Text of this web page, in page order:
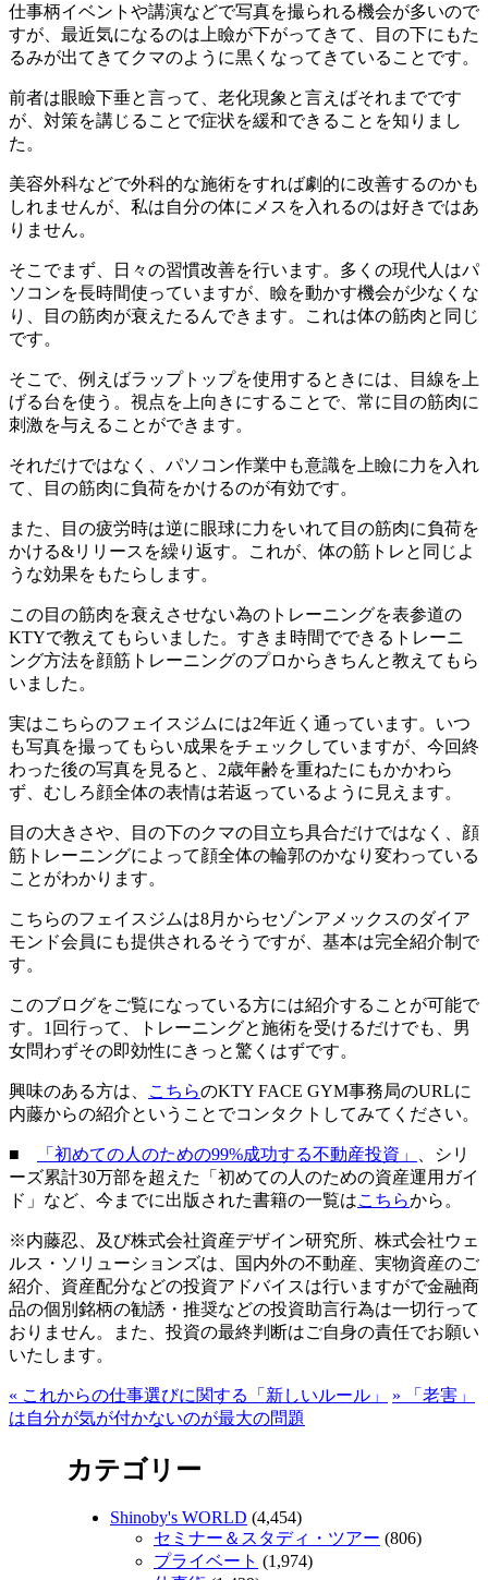
仕事柄イベントや講演などで写真を撮られる機会が多いので
すが、最近気になるのは上瞼が下がってきて、目の下にもた
るみが出てきてクマのように黒くなってきていることです。
前者は眼瞼下垂と言って、老化現象と言えばそれまでです
が、対策を講じることで症状を緩和できることを知りまし
た。
美容外科などで外科的な施術をすれば劇的に改善するのかも
しれませんが、私は自分の体にメスを入れるのは好きではあ
りません。
そこでまず、日々の習慣改善を行います。多くの現代人はパ
ソコンを長時間使っていますが、瞼を動かす機会が少なくな
り、目の筋肉が衰えたるんできます。これは体の筋肉と同じ
です。
そこで、例えばラップトップを使用するときには、目線を上
げる台を使う。視点を上向きにすることで、常に目の筋肉に
刺激を与えることができます。
それだけではなく、パソコン作業中も意識を上瞼に力を入れ
て、目の筋肉に負荷をかけるのが有効です。
また、目の疲労時は逆に眼球に力をいれて目の筋肉に負荷を
かける&リリースを繰り返す。これが、体の筋トレと同じよ
うな効果をもたらします。
この目の筋肉を衰えさせない為のトレーニングを表参道の
KTYで教えてもらいました。すきま時間でできるトレーニ
ング方法を顔筋トレーニングのプロからきちんと教えてもら
いました。
実はこちらのフェイスジムには2年近く通っています。いつ
も写真を撮ってもらい成果をチェックしていますが、今回終
わった後の写真を見ると、2歳年齢を重ねたにもかかわら
ず、むしろ顔全体の表情は若返っているように見えます。
目の大きさや、目の下のクマの目立ち具合だけではなく、顔
筋トレーニングによって顔全体の輪郭のかなり変わっている
ことがわかります。
こちらのフェイスジムは8月からセゾンアメックスのダイア
モンド会員にも提供されるそうですが、基本は完全紹介制で
す。
このブログをご覧になっている方には紹介することが可能で
す。1回行って、トレーニングと施術を受けるだけでも、男
女問わずその即効性にきっと驚くはずです。
興味のある方は、 こちらのKTY FACE GYM事務局のURLに
内藤からの紹介ということでコンタクトしてみてください。
■ 「初めての人のための99%成功する不動産投資」
、シリ
ーズ累計30万部を超えた「初めての人のための資産運用ガイ
ド」など、今までに出版された書籍の一覧はこちらから。
※内藤忍、及び株式会社資産デザイン研究所、株式会社ウェ
ルス・ソリューションズは、国内外の不動産、実物資産のご
紹介、資産配分などの投資アドバイスは行いますがで金融商
品の個別銘柄の勧誘・推奨などの投資助言行為は一切行って
おりません。また、投資の最終判断はご自身の責任でお願い
いたします。
« これからの仕事選びに関する「新しいルール」 » 「老害」
は自分が気が付かないのが最大の問題
カテゴリー
Shinoby's WORLD (4,454)
セミナー＆スタディ・ツアー (806)
プライベート (1,974)